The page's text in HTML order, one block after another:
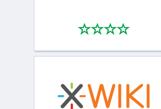
****
0/4